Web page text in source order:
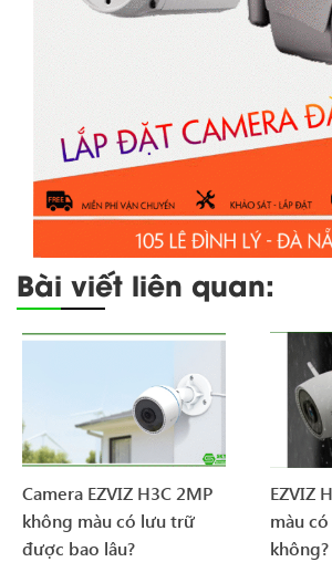
Bài viết liên quan:
Camera EZVIZ H3C 2MP
không màu có lưu trữ
được bao lâu?
EZVIZ
màu
không?